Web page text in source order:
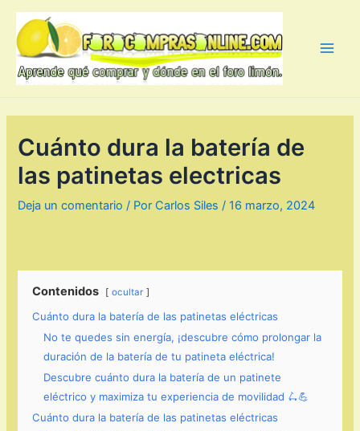
contenido
Cuánto dura la batería de
las patinetas electricas
Deja un comentario / Por Carlos Siles /16 marzo, 2024
Contenidos ocultar
Cuánto dura la batería de las patinetas eléctricas
No te quedes sin energía, ¡descubre cómo prolongar la
duración de la batería de tu patineta eléctrica!
Descubre cuánto dura la batería de un patinete
eléctrico y maximiza tu experiencia de movilidad 🛴💪
Cuánto dura la batería de las patinetas eléctricas